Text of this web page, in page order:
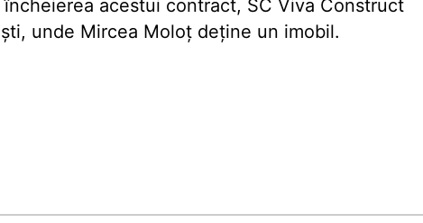
acestui contract, SC Viva Construct
unde Mircea Moloț deține un imobil.